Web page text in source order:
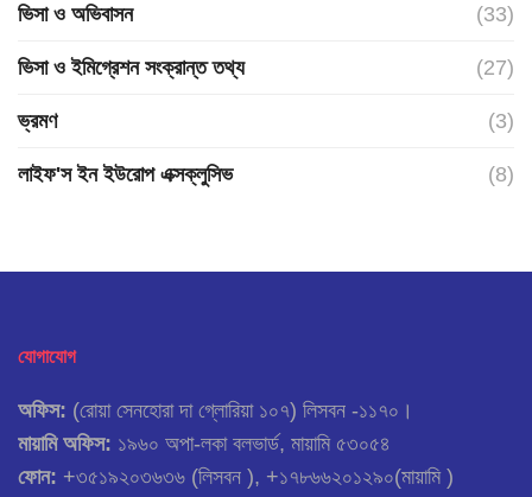
ভিসা ও অভিবাসন (33)
ভিসা ও ইমিগ্রেশন সংক্রান্ত তথ্য (27)
ভ্রমণ (3)
লাইফ'স ইন ইউরোপ এক্সক্লুসিভ (8)
যোগাযোগ
অফিস: (রোয়া সেনহোরা দা গ্লোরিয়া ১০৭) লিসবন -১১৭০।
মায়ামি অফিস: ১৯৬০ অপা-লকা বলভার্ড, মায়ামি ৫৩০৫৪
ফোন: +৩৫১৯২০৩৬৩৬ (লিসবন ), +১৭৮৬৬২০১২৯০(মায়ামি )